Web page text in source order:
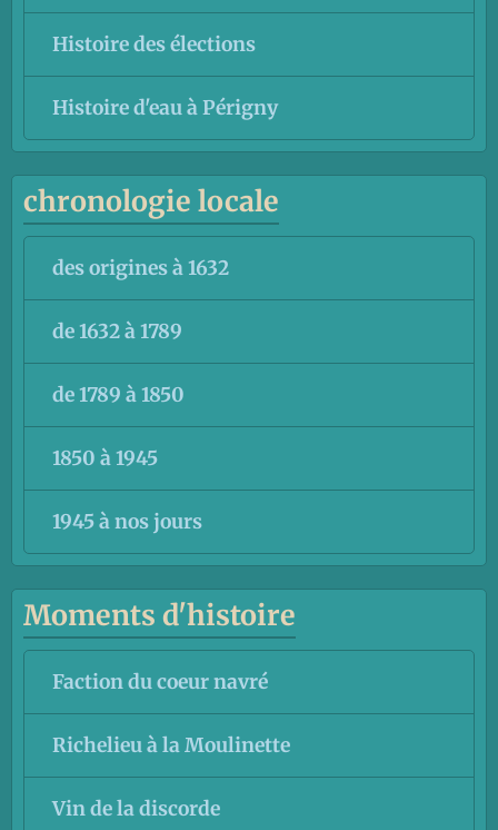
Histoire des élections
Histoire d'eau à Périgny
chronologie locale
des origines à 1632
de 1632 à 1789
de 1789 à 1850
1850 à 1945
1945 à nos jours
Moments d'histoire
Faction du coeur navré
Richelieu à la Moulinette
Vin de la discorde